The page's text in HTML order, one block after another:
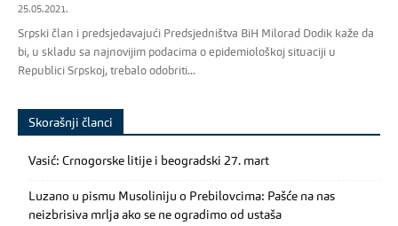
25.05.2021.
Srpski član i predsjedavajući Predsjedništva BiH Milorad Dodik kaže da
bi, u skladu sa najnovijim podacima o epidemiološkoj situaciji u
Republici Srpskoj, trebalo odobriti...
Skorašnji članci
Vasić: Crnogorske litije i beogradski 27. mart
Luzano u pismu Musoliniju o Prebilovcima: Pašće na nas
neizbrisiva mrlja ako se ne ogradimo od ustaša